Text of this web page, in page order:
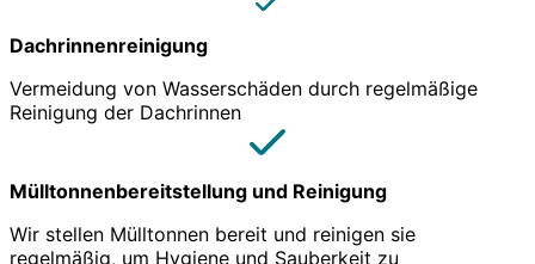
Dachrinnenreinigung
Vermeidung von Wasserschäden durch regelmäßige
Reinigung der Dachrinnen
Mülltonnenbereitstellung und Reinigung
Wir stellen Mülltonnen bereit und reinigen sie
regelmäßig, um Hygiene und Sauberkeit zu